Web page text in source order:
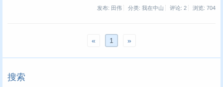
发布: 田伟 分类: 我在中山 评论: 2 浏览: 704
« 1 »
搜索